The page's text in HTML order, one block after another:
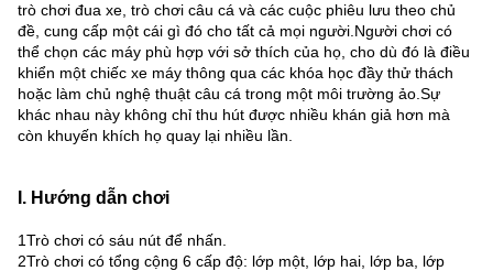
trò chơi đua xe, trò chơi câu cá và các cuộc phiêu lưu theo chủ
đề, cung cấp một cái gì đó cho tất cả mọi người.Người chơi có
thể chọn các máy phù hợp với sở thích của họ, cho dù đó là điều
khiển một chiếc xe máy thông qua các khóa học đầy thử thách
hoặc làm chủ nghệ thuật câu cá trong một môi trường ảo.Sự
khác nhau này không chỉ thu hút được nhiều khán giả hơn mà
còn khuyến khích họ quay lại nhiều lần.
I. Hướng dẫn chơi
1Trò chơi có sáu nút để nhấn.
2Trò chơi có tổng cộng 6 cấp độ: lớp một, lớp hai, lớp ba, lớp